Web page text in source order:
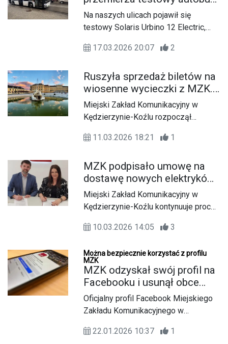
Solaris. Jest tak cichy, że
trzeba było go "podgłośnić"
Na naszych ulicach pojawił się
testowy Solaris Urbino 12 Electric,
eksploatacji. To pojazd nowej
zaawansowane systemy
bezpieczeństwa. Jest tak cichy, że…
trzeba go "podgłośnić".
17.03.2026 20:07 2
Ruszyła sprzedaż biletów na
wiosenne wycieczki z MZK.
W rozkładzie Praga, Wiedeń i
wiele nowości
Miejski Zakład Komunikacyjny w
Kędzierzynie-Koźlu rozpoczął
wyjazdy międzymiastowe.
wyjątkowo bogata i różnorodna - w
kalendarzu znalazły się zarówno
europejskie stolice, uzdrowiska, jak i
malownicze zakątki Polski. To
aktywną wiosnę bez martwienia się o
11.03.2026 18:21 1
MZK podpisało umowę na
dostawę nowych elektryków.
Wyjadą na ulice Kędzierzyna-
Koźla w 2027 roku
Miejski Zakład Komunikacyjny w
Kędzierzynie-Koźlu kontynuuje proces
zbiorowego i stawia na sprawdzonych
właśnie umową, do miejskiej zajezdni
w 2027 roku zawitają dwa kolejne
egzemplarze modelu Solaris Urbino
12 Electric. Będą to kolejne
zeroemisyjne pojazdy tego
producenta we flocie
kędzierzyńskiego przewoźnika,
10.03.2026 14:05 3
Można bezpiecznie korzystać z profilu
MZK
MZK odzyskał swój profil na
Facebooku i usunął obce
treści. Teraz to znów źródło
informacji dla pasażerów
Oficjalny profil Facebook Miejskiego
Zakładu Komunikacyjnego w
prawidłowo. Miejski przewoźnik
22.01.2026 10:37 1